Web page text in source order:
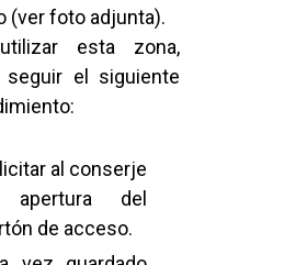
(ver foto adjunta).
esta zona,
seguir el siguiente
al conserje
apertura del
de acceso.